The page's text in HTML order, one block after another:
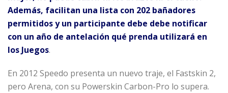
Además, facilitan una lista con 202 bañadores
permitidos y un participante debe debe notificar
con un año de antelación qué prenda utilizará en
los Juegos.
En 2012 Speedo presenta un nuevo traje, el Fastskin 2,
pero Arena, con su Powerskin Carbon-Pro lo supera.